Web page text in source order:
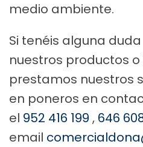
medio ambiente.
Si tenéis alguna
nuestros productos
prestamos nuestros
en poneros en
el 952 416 199 , 646
email